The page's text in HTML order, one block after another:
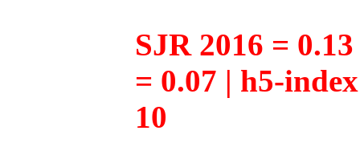
SJR 2016 =
= 0.07 | h5-
10